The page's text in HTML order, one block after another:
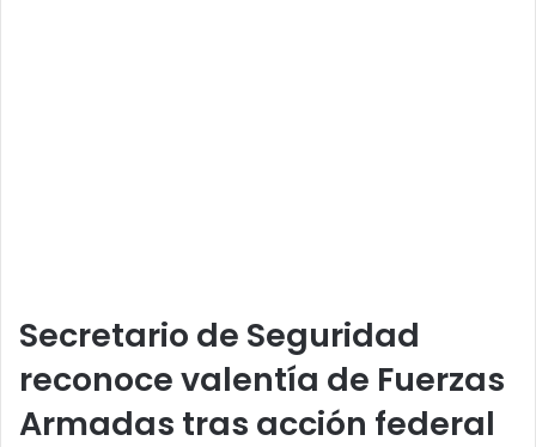
Secretario de Seguridad
reconoce valentía de Fuerzas
Armadas tras acción federal